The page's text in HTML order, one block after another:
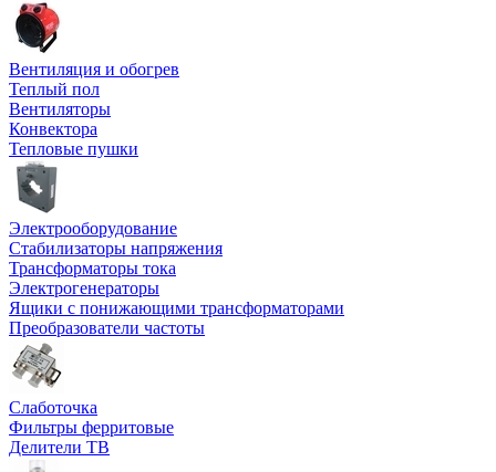
Вентиляция и обогрев
Теплый пол
Вентиляторы
Конвектора
Тепловые пушки
Электрооборудование
Стабилизаторы напряжения
Трансформаторы тока
Электрогенераторы
Ящики с понижающими трансформаторами
Преобразователи частоты
Слаботочка
Фильтры ферритовые
Делители ТВ